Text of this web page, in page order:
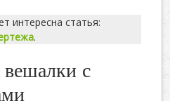
интересна статья:
.
с